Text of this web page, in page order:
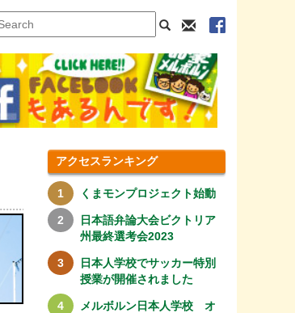
アクセスランキング
くまモンプロジェクト始動
日本語弁論大会ビクトリア
州最終選考会2023
日本人学校でサッカー特別
授業が開催されました
メルボルン日本人学校 オ